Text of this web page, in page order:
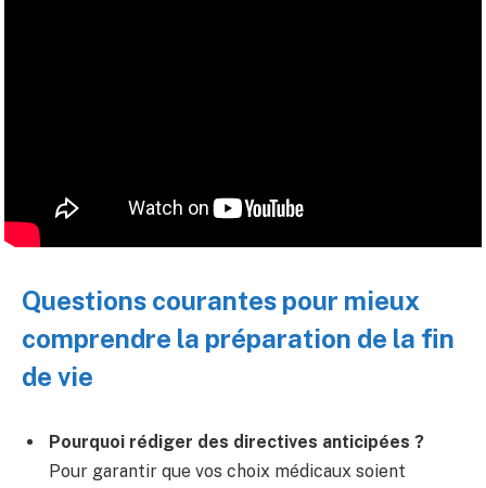
Questions courantes pour mieux
comprendre la préparation de la fin
de vie
Pourquoi rédiger des directives anticipées ?
Pour garantir que vos choix médicaux soient